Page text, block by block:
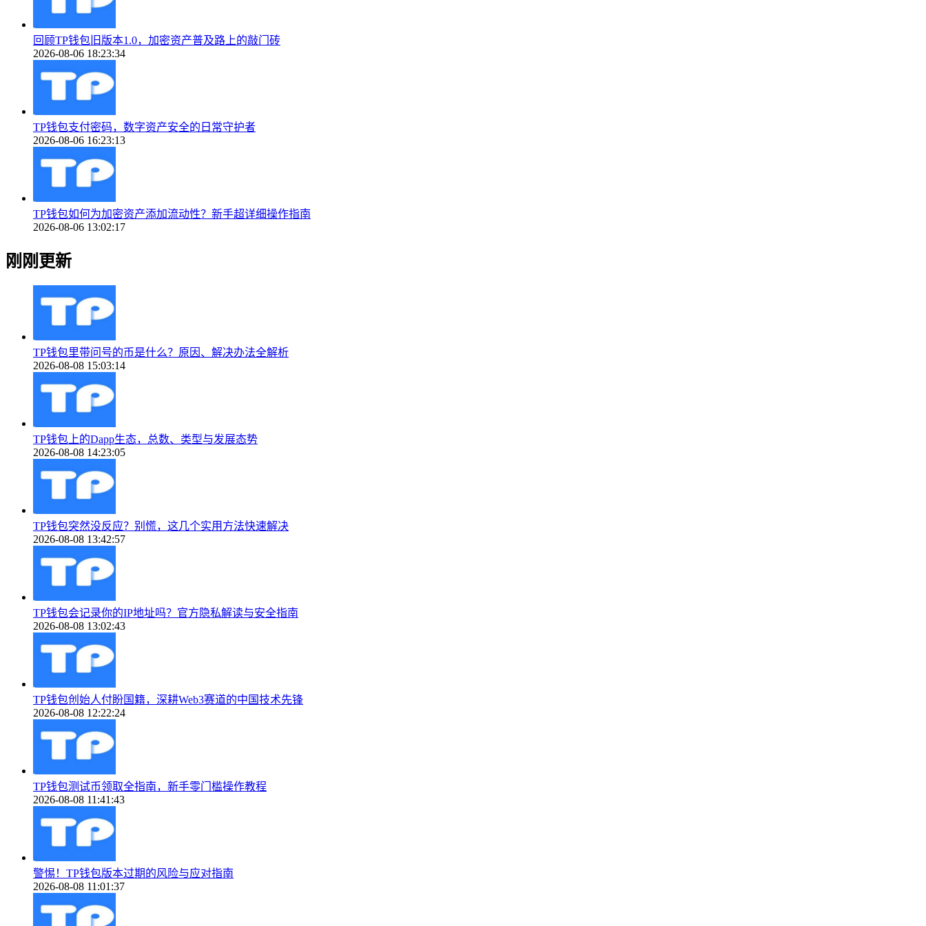
回顾TP钱包旧版本1.0，加密资产普及路上的敲门砖
2026-08-06 18:23:34
TP钱包支付密码，数字资产安全的日常守护者
2026-08-06 16:23:13
TP钱包如何为加密资产添加流动性？新手超详细操作指南
2026-08-06 13:02:17
刚刚更新
TP钱包里带问号的币是什么？原因、解决办法全解析
2026-08-08 15:03:14
TP钱包上的Dapp生态，总数、类型与发展态势
2026-08-08 14:23:05
TP钱包突然没反应？别慌，这几个实用方法快速解决
2026-08-08 13:42:57
TP钱包会记录你的IP地址吗？官方隐私解读与安全指南
2026-08-08 13:02:43
TP钱包创始人付盼国籍，深耕Web3赛道的中国技术先锋
2026-08-08 12:22:24
TP钱包测试币领取全指南，新手零门槛操作教程
2026-08-08 11:41:43
警惕！TP钱包版本过期的风险与应对指南
2026-08-08 11:01:37